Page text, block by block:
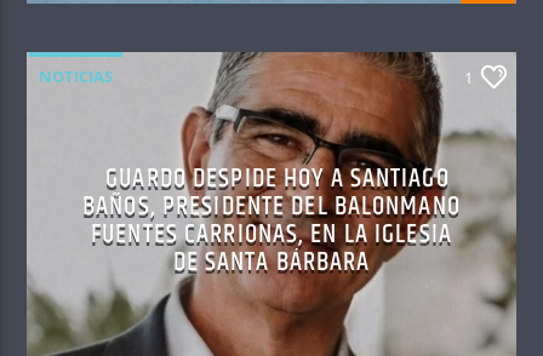
NOTICIAS 1
GUARDO DESPIDE HOY A SANTIAGO
BAÑOS, PRESIDENTE DEL BALONMANO
FUENTES CARRIONAS, EN LA IGLESIA
DE SANTA BÁRBARA